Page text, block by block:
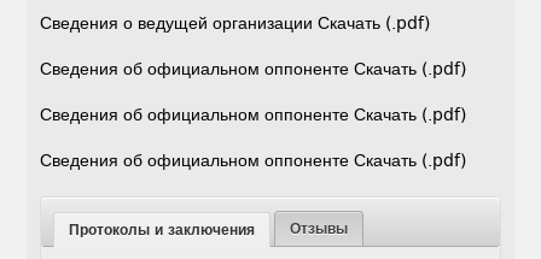
Сведения о ведущей организации Скачать (.pdf)
Сведения об официальном оппоненте Скачать (.pdf)
Сведения об официальном оппоненте Скачать (.pdf)
Сведения об официальном оппоненте Скачать (.pdf)
Протоколы и заключения Отзывы